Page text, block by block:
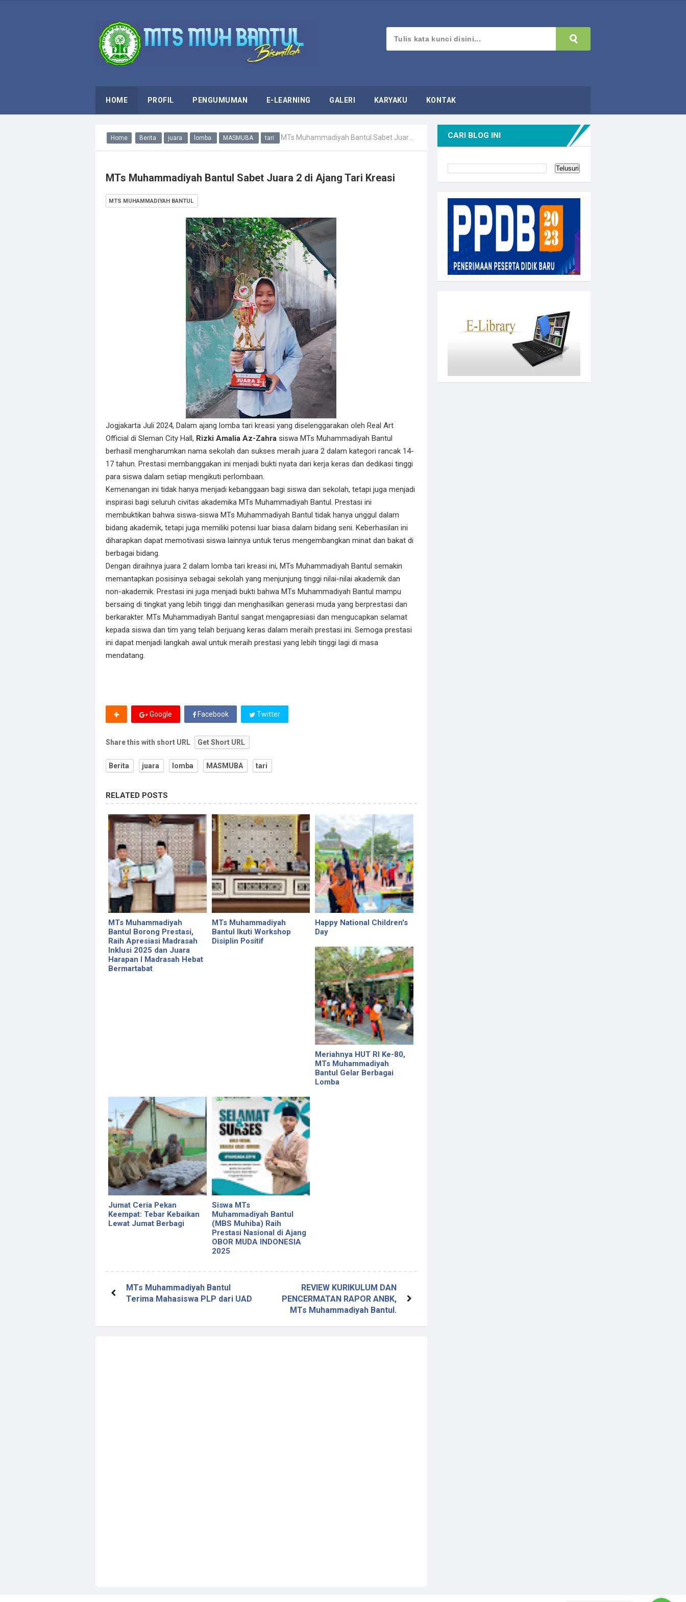
HOME PROFIL PENGUMUMAN E-LEARNING GALERI KARYAKU KONTAK
Home Berita juara lomba MASMUBA tari MTs Muhammadiyah Bantul Sabet Juara 2 di Ajang Tari Kreasi
MTs Muhammadiyah Bantul Sabet Juara 2 di Ajang Tari Kreasi
MTS MUHAMMADIYAH BANTUL
Jogjakarta Juli 2024, Dalam ajang lomba tari kreasi yang diselenggarakan oleh Real Art
Official di Sleman City Hall, Rizki Amalia Az-Zahra siswa MTs Muhammadiyah Bantul
berhasil mengharumkan nama sekolah dan sukses meraih juara 2 dalam kategori rancak 14-
17 tahun. Prestasi membanggakan ini menjadi bukti nyata dari kerja keras dan dedikasi tinggi
para siswa dalam setiap mengikuti perlombaan.
Kemenangan ini tidak hanya menjadi kebanggaan bagi siswa dan sekolah, tetapi juga menjadi
inspirasi bagi seluruh civitas akademika MTs Muhammadiyah Bantul. Prestasi ini
membuktikan bahwa siswa-siswa MTs Muhammadiyah Bantul tidak hanya unggul dalam
bidang akademik, tetapi juga memiliki potensi luar biasa dalam bidang seni. Keberhasilan ini
diharapkan dapat memotivasi siswa lainnya untuk terus mengembangkan minat dan bakat di
berbagai bidang.
Dengan diraihnya juara 2 dalam lomba tari kreasi ini, MTs Muhammadiyah Bantul semakin
memantapkan posisinya sebagai sekolah yang menjunjung tinggi nilai-nilai akademik dan
non-akademik. Prestasi ini juga menjadi bukti bahwa MTs Muhammadiyah Bantul mampu
bersaing di tingkat yang lebih tinggi dan menghasilkan generasi muda yang berprestasi dan
berkarakter. MTs Muhammadiyah Bantul sangat mengapresiasi dan mengucapkan selamat
kepada siswa dan tim yang telah berjuang keras dalam meraih prestasi ini. Semoga prestasi
ini dapat menjadi langkah awal untuk meraih prestasi yang lebih tinggi lagi di masa
mendatang.
Google Facebook Twitter
Share this with short URL Get Short URL
Berita juara lomba MASMUBA tari
RELATED POSTS
MTs Muhammadiyah
Bantul Borong Prestasi,
Raih Apresiasi Madrasah
Inklusi 2025 dan Juara
Harapan I Madrasah Hebat
Bermartabat
MTs Muhammadiyah
Bantul Ikuti Workshop
Disiplin Positif
Happy National Children's
Day
Meriahnya HUT RI Ke-80,
MTs Muhammadiyah
Bantul Gelar Berbagai
Lomba
Jumat Ceria Pekan
Keempat: Tebar Kebaikan
Lewat Jumat Berbagi
Siswa MTs
Muhammadiyah Bantul
(MBS Muhiba) Raih
Prestasi Nasional di Ajang
OBOR MUDA INDONESIA
2025
MTs Muhammadiyah Bantul
Terima Mahasiswa PLP dari UAD
REVIEW KURIKULUM DAN
PENCERMATAN RAPOR ANBK,
MTs Muhammadiyah Bantul.
CARI BLOG INI